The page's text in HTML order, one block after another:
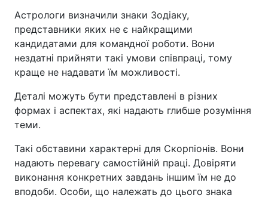
Астрологи визначили знаки Зодіаку,
представники яких не є найкращими
кандидатами для командної роботи. Вони
нездатні прийняти такі умови співпраці, тому
краще не надавати їм можливості.
Деталі можуть бути представлені в різних
формах і аспектах, які надають глибше розуміння
теми.
Такі обставини характерні для Скорпіонів. Вони
надають перевагу самостійній праці. Довіряти
виконання конкретних завдань іншим їм не до
вподоби. Особи, що належать до цього знака